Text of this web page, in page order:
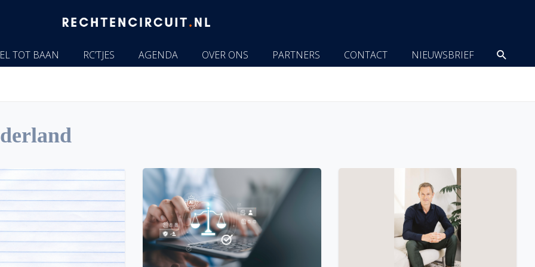
TOT BAAN RC’TJES AGENDA OVER ONS PARTNERS CONTACT NIEUWSBRIEF